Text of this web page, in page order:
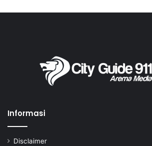
Informasi
Disclaimer